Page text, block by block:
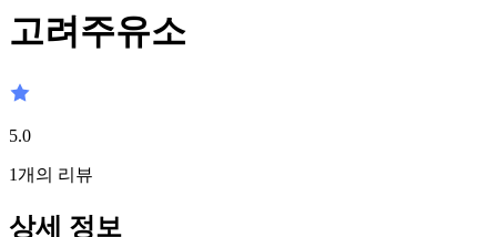
고려주유소
5.0
1개의 리뷰
상세 정보